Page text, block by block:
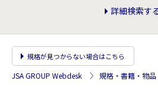
詳細検索す
JSA GROUP Webdesk 規格・書籍・物品
規格が見つからない場合はこちら